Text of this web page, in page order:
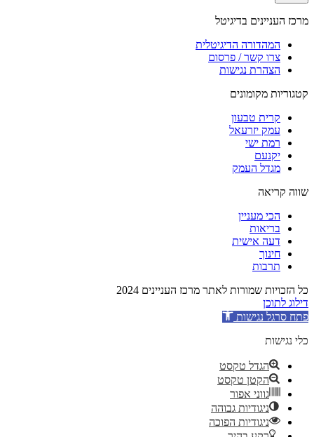
מרכז העניינים בדיגיטל
המהדורה הדיגיטלית
צרו קשר / פרסום
הצהרת נגישות
קטגוריות מקומונים
קרית טבעון
עמק יזרעאל
רמת ישי
יקנעם
מגדל העמק
שווה קריאה
הכי מעניין
בריאות
דעה אישית
חינוך
תרבות
כל הזכויות שמורות לאתר מרכז העניינים 2024
דילוג לתוכן
פתח סרגל נגישות
כלי נגישות
הגדל טקסט
הקטן טקסט
גווני אפור
ניגודיות גבוהה
ניגודיות הפוכה